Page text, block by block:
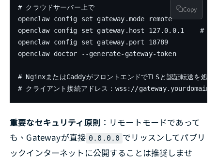
# クラウドサーバー上で
openclaw config set gateway.mode remote
openclaw config set gateway.host 127.0.0.1    #
openclaw config set gateway.port 18789
openclaw doctor --generate-gateway-token
# NginxまたはCaddyがフロントエンドでTLSと認証転送を処理
# クライアント接続アドレス：wss://
Copy
重要なセキュリティ原則 ：リモートモードであって
も、Gatewayが直接 0.0.0.0 でリッスンしてパブリ
ックインターネットに公開することは推奨しませ